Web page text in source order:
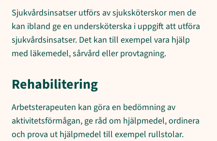
Sjukvårdsinsatser utförs av sjuksköterskor men de
kan ibland ge en undersköterska i uppgift att utföra
sjukvårdsinsatser. Det kan till exempel vara hjälp
med läkemedel, sårvård eller provtagning.
Rehabilitering
Arbetsterapeuten kan göra en bedömning av
aktivitetsförmågan, ge råd om hjälpmedel, ordinera
och prova ut hjälpmedel till exempel rullstolar.